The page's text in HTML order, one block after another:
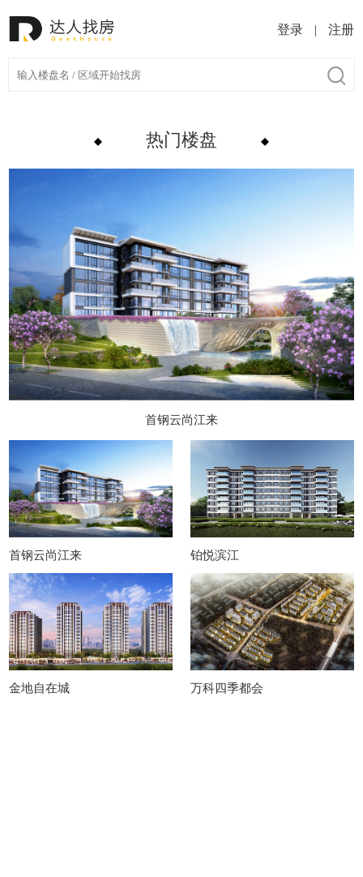
登录 | 注册
热门楼盘
首钢云尚江来
首钢云尚江来 铂悦滨江
金地自在城 万科四季都会